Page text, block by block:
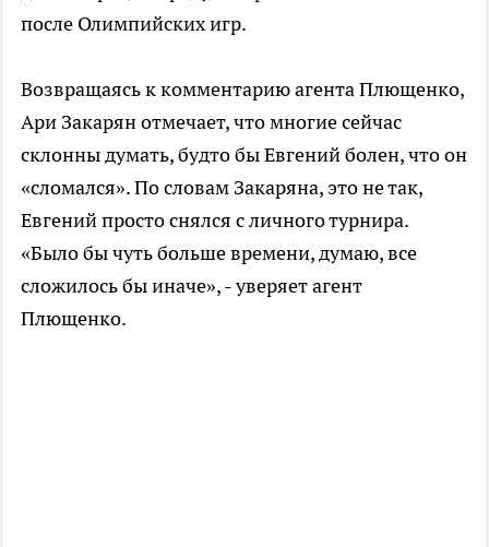
после Олимпийских игр.
Возвращаясь к комментарию агента Плющенко,
Ари Закарян отмечает, что многие сейчас
склонны думать, будто бы Евгений болен, что он
«сломался». По словам Закаряна, это не так,
Евгений просто снялся с личного турнира.
«Было бы чуть больше времени, думаю, все
сложилось бы иначе», - уверяет агент
Плющенко.